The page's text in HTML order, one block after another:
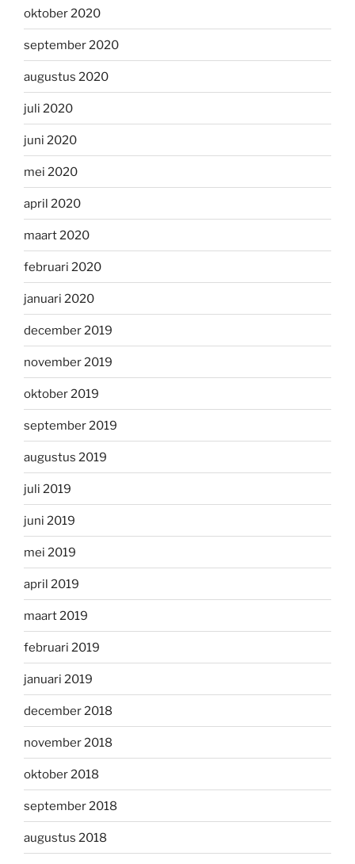
oktober 2020
september 2020
augustus 2020
juli 2020
juni 2020
mei 2020
april 2020
maart 2020
februari 2020
januari 2020
december 2019
november 2019
oktober 2019
september 2019
augustus 2019
juli 2019
juni 2019
mei 2019
april 2019
maart 2019
februari 2019
januari 2019
december 2018
november 2018
oktober 2018
september 2018
augustus 2018